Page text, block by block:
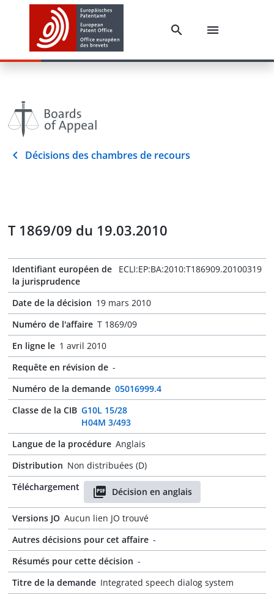
Décisions des chambres de recours
T 1869/09 du 19.03.2010
Identifiant européen de
la jurisprudence
ECLI:EP:BA:2010:T186909.20100319
Date de la décision 19 mars 2010
Numéro de l'affaire T 1869/09
En ligne le 1 avril 2010
Requête en révision de -
Numéro de la demande 05016999.4
Classe de la CIB G10L 15/28
H04M 3/493
Langue de la procédure Anglais
Distribution Non distribuées (D)
Téléchargement
Décision en anglais
Versions JO Aucun lien JO trouvé
Autres décisions pour cet affaire -
Résumés pour cette décision -
Titre de la demande Integrated speech dialog system